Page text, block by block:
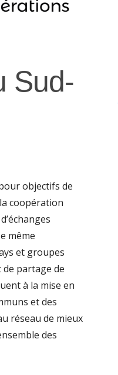
Sud-
objectifs de
coopération
même
et groupes
de partage de
à la mise en
et des
réseau de mieux
des